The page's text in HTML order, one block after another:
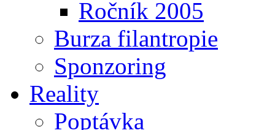
Ročník 2005
Burza filantropie
Sponzoring
Reality
Poptávka